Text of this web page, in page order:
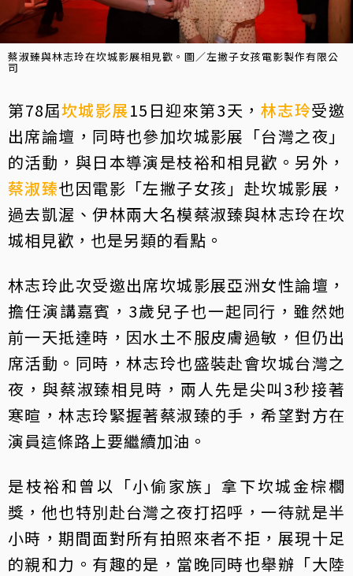
蔡淑臻與林志玲在坎城影展相見歡。圖／左撇子女孩電影製作有限公
司
第78屆坎城影展15日迎來第3天， 林志玲受邀
出席論壇，同時也參加坎城影展「台灣之夜」
的活動，與日本導演是枝裕和相見歡。另外，
蔡淑臻也因電影「左撇子女孩」赴坎城影展，
過去凱渥、伊林兩大名模蔡淑臻與林志玲在坎
城相見歡，也是另類的看點。
林志玲此次受邀出席坎城影展亞洲女性論壇，
擔任演講嘉賓，3歲兒子也一起同行，雖然她
前一天抵達時，因水土不服皮膚過敏，但仍出
席活動。同時，林志玲也盛裝赴會坎城台灣之
夜，與蔡淑臻相見時，兩人先是尖叫3秒接著
寒暄，林志玲緊握著蔡淑臻的手，希望對方在
演員這條路上要繼續加油。
是枝裕和曾以「小偷家族」拿下坎城金棕櫚
獎，他也特別赴台灣之夜打招呼，一待就是半
小時，期間面對所有拍照來者不拒，展現十足
的親和力。有趣的是，當晚同時也舉辦「大陸